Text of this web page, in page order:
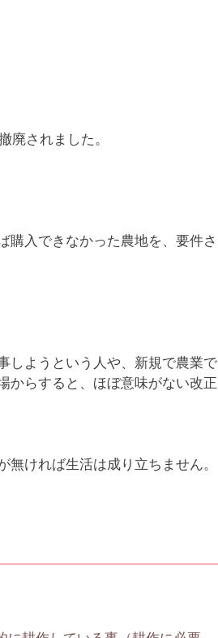
廃されました。
購入できなかった農地を、要件さ
しようという人や、新規で農業で
からすると、ほぼ意味がない改正
ければ生活は成り立ちません。